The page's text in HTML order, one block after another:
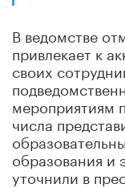
В ведомстве
привлекает к
своих
мероприятиям
числа
образования и
уточнили в